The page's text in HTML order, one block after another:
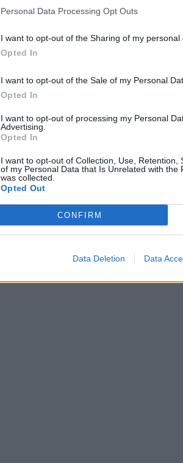
Personal Data Processing Opt Outs
I want to opt-out of the Sharing of my personal
Opted In
I want to opt-out of the Sale of my Personal
Opted In
I want to opt-out of processing my Personal
Advertising.
Opted In
I want to opt-out of Collection, Use, Retention,
of my Personal Data that Is Unrelated with the
was collected.
Opted Out
CONFIRM
Data Deletion Data